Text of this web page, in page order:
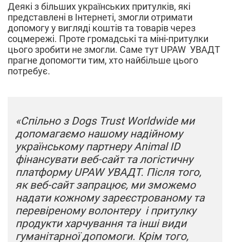
Деякі з більших українських притулків, які
представлені в Інтернеті, змогли отримати
допомогу у вигляді коштів та товарів через
соцмережі. Проте громадські та міні-притулки
цього зробити не змогли. Саме тут UPAW УВАДТ
прагне допомогти тим, хто найбільше цього
потребує.
«Спільно з Dogs Trust Worldwide ми
допомагаємо нашому надійному
українському партнеру Animal ID
фінансувати веб-сайт та логістичну
платформу UPAW УВАДТ. Після того,
як веб-сайт запрацює, ми зможемо
надати кожному зареєстрованому та
перевіреному волонтеру і притулку
продукти харчування та інші види
гуманітарної допомоги. Крім того,